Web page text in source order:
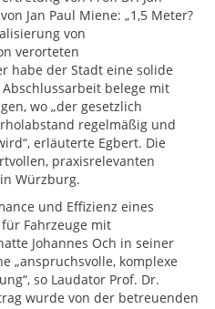
Jan Paul Miene: „1,5 Meter?
von
verorteten
habe der Stadt eine solide
belege mit
wo „der gesetzlich
regelmäßig und
erläuterte Egbert. Die
praxisrelevanten
Würzburg.
und Effizienz eines
Fahrzeuge mit
Johannes Och in seiner
„anspruchsvolle, komplexe
so Laudator Prof. Dr.
wurde von der betreuenden